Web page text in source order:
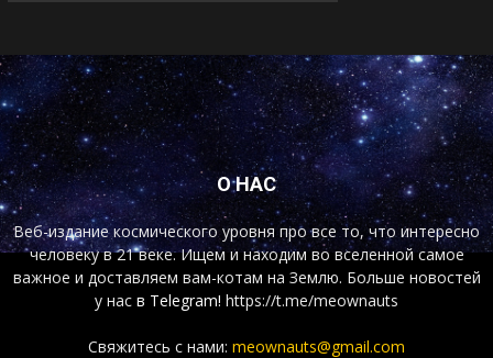
О НАС
Веб-издание космического уровня про все то, что интересно
человеку в 21 веке. Ищем и находим во вселенной самое
важное и доставляем вам-котам на Землю. Больше новостей
у нас в Telegram! https://t.me/meownauts
Свяжитесь с нами: meownauts@gmail.com